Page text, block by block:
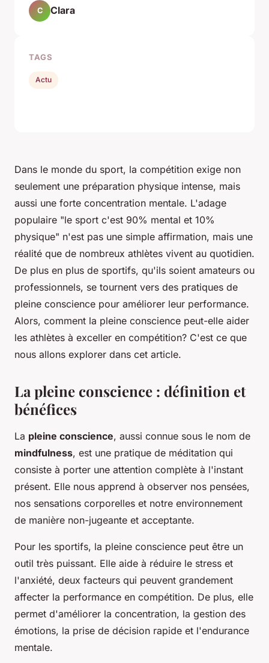
Dans le monde du sport, la compétition exige non
seulement une préparation physique intense, mais
aussi une forte concentration mentale. L'adage
populaire "le sport c'est 90% mental et 10%
physique" n'est pas une simple affirmation, mais une
réalité que de nombreux athlètes vivent au quotidien.
De plus en plus de sportifs, qu'ils soient amateurs ou
professionnels, se tournent vers des pratiques de
pleine conscience pour améliorer leur performance.
Alors, comment la pleine conscience peut-elle aider
les athlètes à exceller en compétition? C'est ce que
nous allons explorer dans cet article.
La pleine conscience : définition et
bénéfices
La pleine conscience, aussi connue sous le nom de
mindfulness, est une pratique de méditation qui
consiste à porter une attention complète à l'instant
présent. Elle nous apprend à observer nos pensées,
nos sensations corporelles et notre environnement
de manière non-jugeante et acceptante.
Pour les sportifs, la pleine conscience peut être un
outil très puissant. Elle aide à réduire le stress et
l'anxiété, deux facteurs qui peuvent grandement
affecter la performance en compétition. De plus, elle
permet d'améliorer la concentration, la gestion des
émotions, la prise de décision rapide et l'endurance
mentale.
C Clara
TAGS
Actu